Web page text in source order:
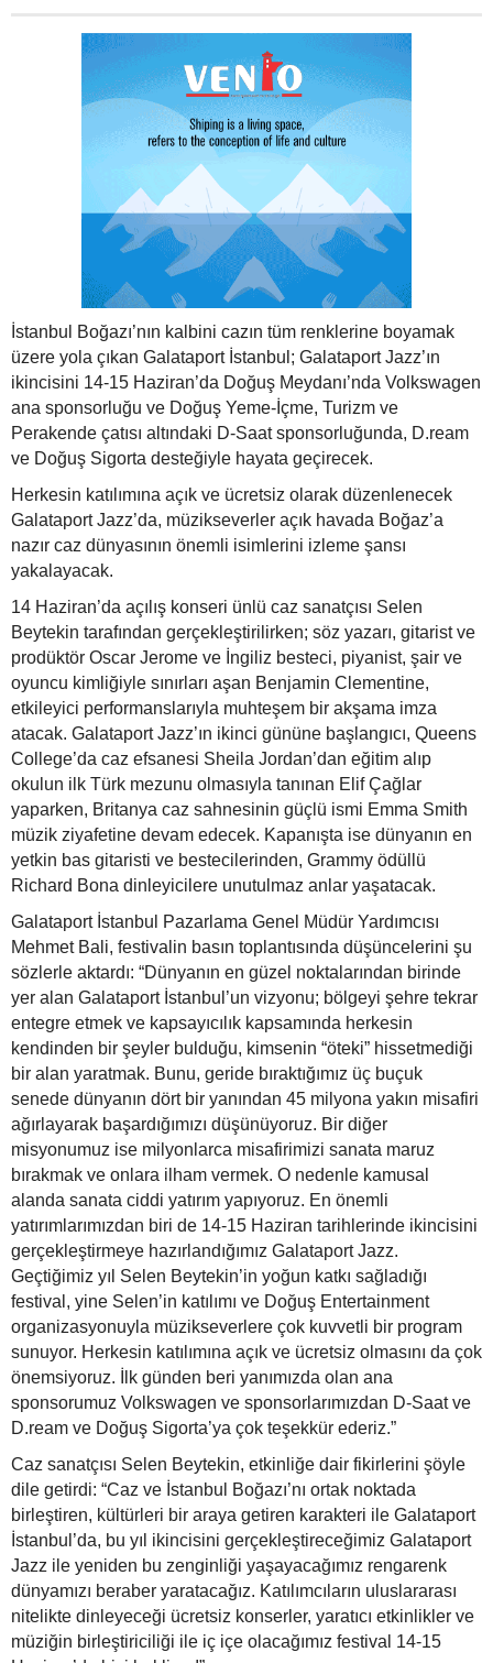
İstanbul Boğazı’nın kalbini cazın tüm renklerine boyamak
üzere yola çıkan Galataport İstanbul; Galataport Jazz’ın
ikincisini 14-15 Haziran’da Doğuş Meydanı’nda Volkswagen
ana sponsorluğu ve Doğuş Yeme-İçme, Turizm ve
Perakende çatısı altındaki D-Saat sponsorluğunda, D.ream
ve Doğuş Sigorta desteğiyle hayata geçirecek.
Herkesin katılımına açık ve ücretsiz olarak düzenlenecek
Galataport Jazz’da, müzikseverler açık havada Boğaz’a
nazır caz dünyasının önemli isimlerini izleme şansı
yakalayacak.
14 Haziran’da açılış konseri ünlü caz sanatçısı Selen
Beytekin tarafından gerçekleştirilirken; söz yazarı, gitarist ve
prodüktör Oscar Jerome ve İngiliz besteci, piyanist, şair ve
oyuncu kimliğiyle sınırları aşan Benjamin Clementine,
etkileyici performanslarıyla muhteşem bir akşama imza
atacak. Galataport Jazz’ın ikinci gününe başlangıcı, Queens
College’da caz efsanesi Sheila Jordan’dan eğitim alıp
okulun ilk Türk mezunu olmasıyla tanınan Elif Çağlar
yaparken, Britanya caz sahnesinin güçlü ismi Emma Smith
müzik ziyafetine devam edecek. Kapanışta ise dünyanın en
yetkin bas gitaristi ve bestecilerinden, Grammy ödüllü
Richard Bona dinleyicilere unutulmaz anlar yaşatacak.
Galataport İstanbul Pazarlama Genel Müdür Yardımcısı
Mehmet Bali, festivalin basın toplantısında düşüncelerini şu
sözlerle aktardı: “Dünyanın en güzel noktalarından birinde
yer alan Galataport İstanbul’un vizyonu; bölgeyi şehre tekrar
entegre etmek ve kapsayıcılık kapsamında herkesin
kendinden bir şeyler bulduğu, kimsenin “öteki” hissetmediği
bir alan yaratmak. Bunu, geride bıraktığımız üç buçuk
senede dünyanın dört bir yanından 45 milyona yakın misafiri
ağırlayarak başardığımızı düşünüyoruz. Bir diğer
misyonumuz ise milyonlarca misafirimizi sanata maruz
bırakmak ve onlara ilham vermek. O nedenle kamusal
alanda sanata ciddi yatırım yapıyoruz. En önemli
yatırımlarımızdan biri de 14-15 Haziran tarihlerinde ikincisini
gerçekleştirmeye hazırlandığımız Galataport Jazz.
Geçtiğimiz yıl Selen Beytekin’in yoğun katkı sağladığı
festival, yine Selen’in katılımı ve Doğuş Entertainment
organizasyonuyla müzikseverlere çok kuvvetli bir program
sunuyor. Herkesin katılımına açık ve ücretsiz olmasını da çok
önemsiyoruz. İlk günden beri yanımızda olan ana
sponsorumuz Volkswagen ve sponsorlarımızdan D-Saat ve
D.ream ve Doğuş Sigorta’ya çok teşekkür ederiz.”
Caz sanatçısı Selen Beytekin, etkinliğe dair fikirlerini şöyle
dile getirdi: “Caz ve İstanbul Boğazı’nı ortak noktada
birleştiren, kültürleri bir araya getiren karakteri ile Galataport
İstanbul’da, bu yıl ikincisini gerçekleştireceğimiz Galataport
Jazz ile yeniden bu zenginliği yaşayacağımız rengarenk
dünyamızı beraber yaratacağız. Katılımcıların uluslararası
nitelikte dinleyeceği ücretsiz konserler, yaratıcı etkinlikler ve
müziğin birleştiriciliği ile iç içe olacağımız festival 14-15